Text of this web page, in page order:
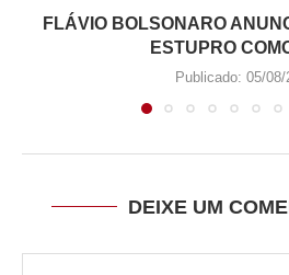
FLÁVIO BOLSONARO
ESTUPRO
Publicado: 05/08/
DEIXE UM